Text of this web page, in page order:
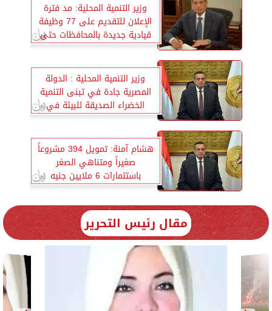
وزير التنمية المحلية: مد فترة
الإعلان للتقديم على 77 وظيفة
قيادية جديدة بالمحافظات حتى
21 نوفمبر الجاري
وزير التنمية المحلية : الدولة
المصرية جادة في تبنى التنمية
الخضراء الصديقة للبيئة في
مشروعاتها بالمحافظات
هشام آمنة: تمويل 394 مشروعاً
صغيراً ومتناهي الصغر
باستثمارات 6 ملايين جنيه
مقال رئيس التحرير